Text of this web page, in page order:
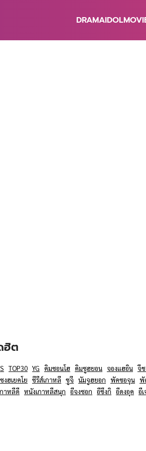
DRAMAIDOL
ฮิต
TOP30 YG คิมซอนโฮ คิมซูฮยอน จองแฮอิน จี
ซงฮเยคโย ซีรีส์เกาหลี ซูจี นัมจูฮยอก พัคซอจุน พั
าหลีดี หนังเกาหลีสนุก อีจงซอก อีซึงกิ อีดงอุค อี